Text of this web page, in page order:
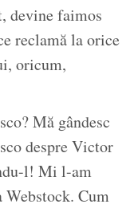
devine faimos
reclamă la orice
oricum,
Mă gândesc
despre Victor
l! Mi l-am
Webstock. Cum